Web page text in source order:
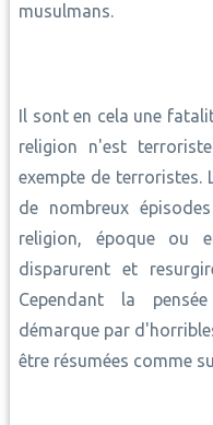
musulmans.
Il sont en cela une
religion n'est
exempte de terroristes.
de nombreux
religion, époque ou
disparurent et
Cependant la
démarque par
être résumées comme